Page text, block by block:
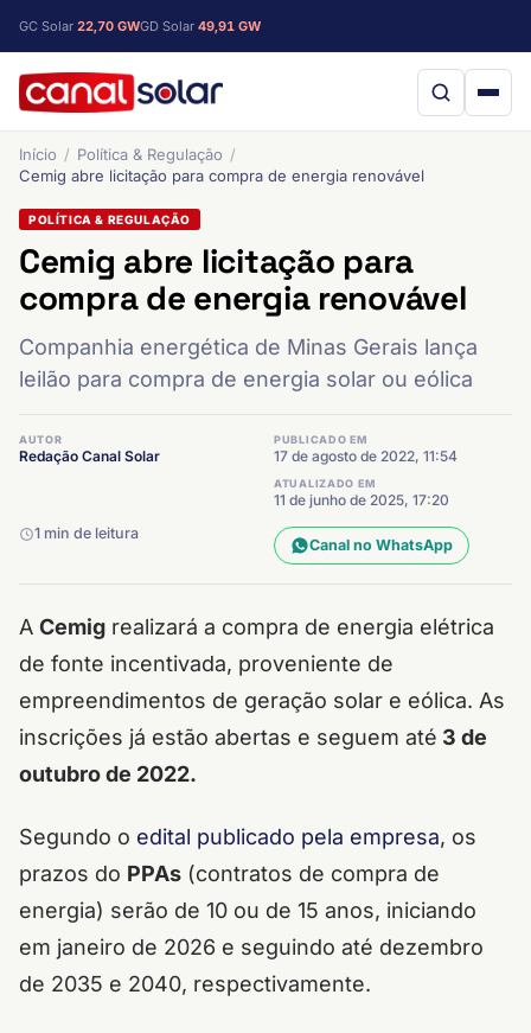
GC Solar 22,70 GWGD Solar 49,91 GW
Início
Política & Regulação
Cemig abre licitação para compra de energia renovável
POLÍTICA & REGULAÇÃO
Cemig abre licitação para
compra de energia renovável
Companhia energética de Minas Gerais lança
leilão para compra de energia solar ou eólica
AUTOR
Redação Canal Solar
PUBLICADO EM
17 de agosto de 2022, 11:54
ATUALIZADO EM
11 de junho de 2025, 17:20
1 min de leitura
Canal no WhatsApp
A Cemig realizará a compra de energia elétrica
de fonte incentivada, proveniente de
empreendimentos de geração solar e eólica. As
inscrições já estão abertas e seguem até 3 de
outubro de 2022.
Segundo o edital publicado pela empresa, os
prazos do PPAs (contratos de compra de
energia) serão de 10 ou de 15 anos, iniciando
em janeiro de 2026 e seguindo até dezembro
de 2035 e 2040, respectivamente.